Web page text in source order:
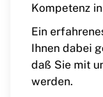
Kompetenz
Ein
Ihnen dabei
daß Sie mit
werden.